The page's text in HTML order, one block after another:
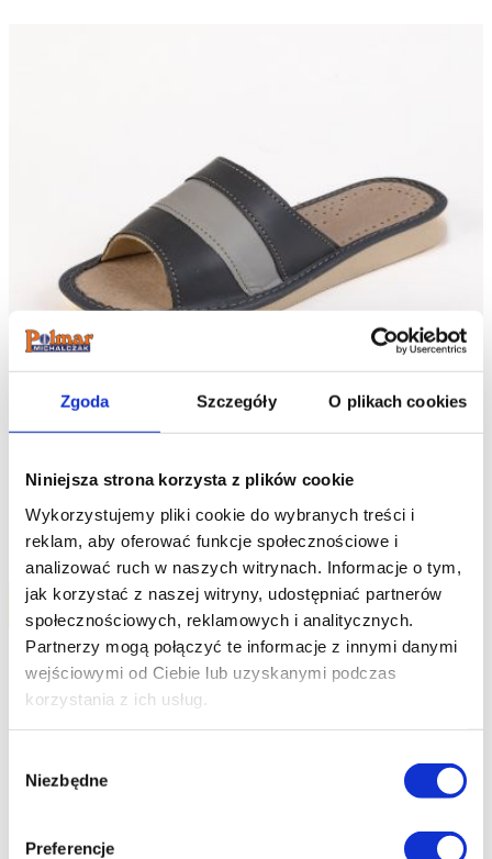
Zgoda Szczegóły O plikach cookies
Niniejsza strona korzysta z plików cookie
Wykorzystujemy pliki cookie do wybranych treści i
reklam, aby oferować funkcje społecznościowe i
analizować ruch w naszych witrynach. Informacje o tym,
jak korzystać z naszej witryny, udostępniać partnerów
społecznościowych, reklamowych i analitycznych.
Partnerzy mogą połączyć te informacje z innymi danymi
wejściowymi od Ciebie lub uzyskanymi podczas
korzystania z ich usług.
zgody
Niezbędne
Preferencje
Polmar® Kapcie Damskie Skórzane ze Wstawką
38.90zł
Do koszyka